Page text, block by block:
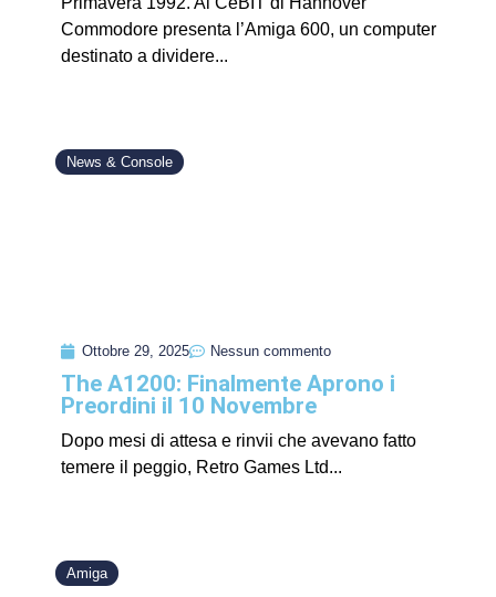
Commodore presenta l’Amiga 600, un computer
destinato a dividere...
News & Console
Ottobre 29, 2025 Nessun commento
The A1200: Finalmente Aprono i
Preordini il 10 Novembre
Dopo mesi di attesa e rinvii che avevano fatto
temere il peggio, Retro Games Ltd...
Amiga